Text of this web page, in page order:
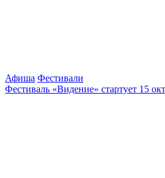
Афиша Фестивали
Фестиваль «Видение» стартует 15